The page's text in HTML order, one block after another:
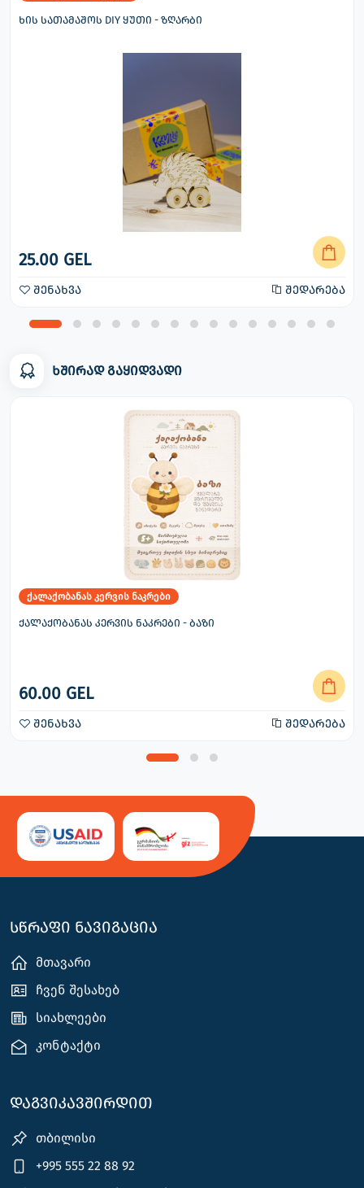
ხის სათამაშოს DIY ყუთი - ზღარბი
25.00 GEL
შენახვა შედარება
ხშირად გაყიდვადი
ქალაქობანას კერვის ნაკრები
ქალაქობანას კერვის ნაკრები - ბაზი
60.00 GEL
შენახვა შედარება
სწრაფი ნავიგაცია
მთავარი
ჩვენ შესახებ
სიახლეები
კონტაქტი
დაგვიკავშირდით
თბილისი
+995 555 22 88 92